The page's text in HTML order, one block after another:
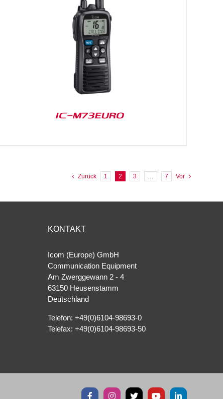
IC-M73EURO
Zurück 1 2 3 7 Vor
KONTAKT
Icom (Europe) GmbH
Communication Equipment
Am Zwerggewann 2 ‐ 4
63150 Heusenstamm
Deutschland
Telefon: +49(0)6104-98693-0
Telefax: +49(0)6104-98693-50